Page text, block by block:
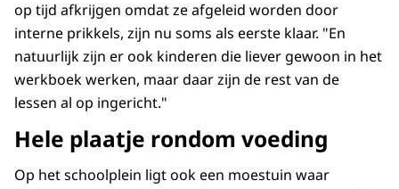
op tijd afkrijgen omdat ze afgeleid worden door
interne prikkels, zijn nu soms als eerste klaar. "En
natuurlijk zijn er ook kinderen die liever gewoon in het
werkboek werken, maar daar zijn de rest van de
lessen al op ingericht."
Hele plaatje rondom voeding
Op het schoolplein ligt ook een moestuin waar